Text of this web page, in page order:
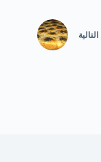
التالية